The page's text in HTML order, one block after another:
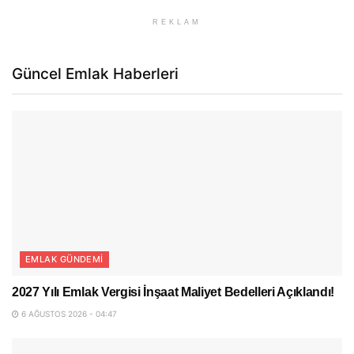
REKLAM
Güncel Emlak Haberleri
EMLAK GÜNDEMI
2027 Yılı Emlak Vergisi İnşaat Maliyet Bedelleri Açıklandı!
6 AĞUSTOS 2026 - 04:47